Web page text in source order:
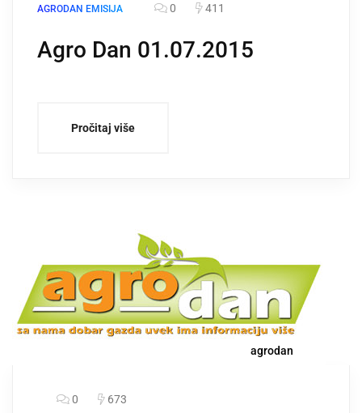
AGRODAN EMISIJA 0 411
Agro Dan 01.07.2015
Pročitaj više
agrodan
0 673